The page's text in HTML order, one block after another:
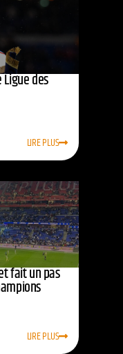
Ligue des
LIRE PLUS
fait un pas
LIRE PLUS